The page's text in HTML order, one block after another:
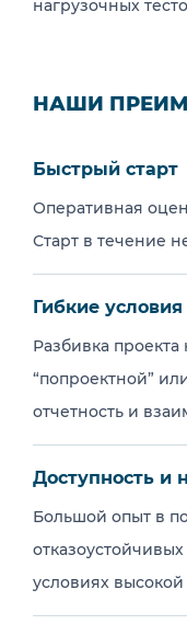
нагрузочных
НАШИ
Быстрый старт
Оперативная
Старт в течение
Гибкие
Разбивка
“попроектной”
отчетность и
Доступность и
Большой опыт в
условиях